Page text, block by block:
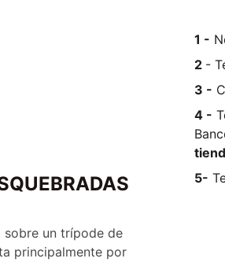
sobre un trípode de
principalmente por
1 -
2 -
3 -
4 -
5-